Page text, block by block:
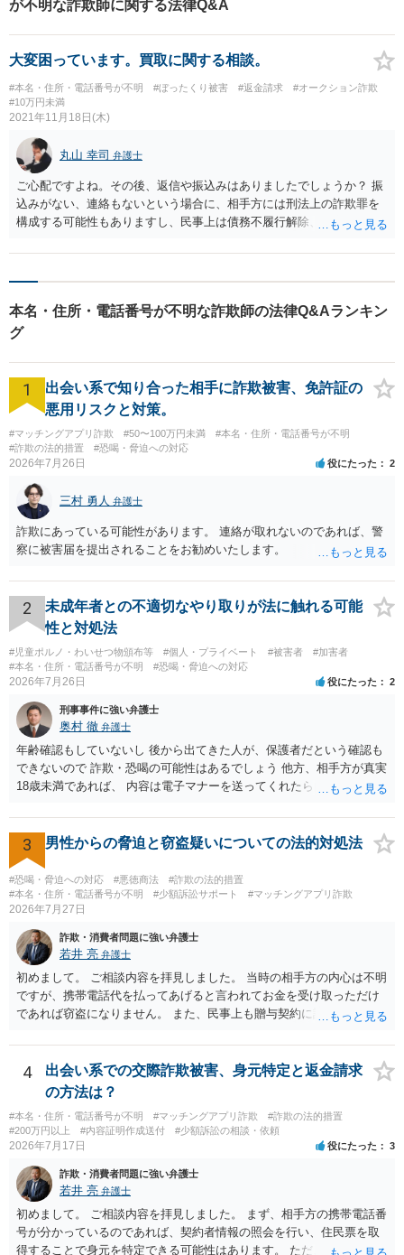
が不明な詐欺師に関する法律Q&A
大変困っています。買取に関する相談。
#本名・住所・電話番号が不明 #ぼったくり被害 #返金請求
#オークション詐欺
#10万円未満
2021年11月18日(木)
丸山 幸司 弁護士
ご心配ですよね。その後、返信や振込みはありましたでしょうか？ 振
込みがない、連絡もないという場合に、相手方には刑法上の詐欺罪を
構成する可能性もありますし、民事上は債務不履行解除、損害賠償請
方の特定などに困難があり、弁護士に委任をしても、少なくない費用
さい。
本名・住所・電話番号が不明な詐欺師の法律Q&Aランキン
グ
1
出会い系で知り合った相手に詐欺被害、免許証の
悪用リスクと対策。
#マッチングアプリ詐欺 #50〜100万円未満
#本名・住所・電話番号が不明
#詐欺の法的措置
#恐喝・脅迫への対応
2026年7月26日 役にたった 2
三村 勇人 弁護士
詐欺にあっている可能性があります。 連絡が取れないのであれば、警
察に被害届を提出されることをお勧めいたします。
2
未成年者との不適切なやり取りが法に触れる可能
性と対処法
#児童ポルノ・わいせつ物頒布等 #個人・プライベート #被害者
#加害者
#本名・住所・電話番号が不明
#恐喝・脅迫への対応
2026年7月26日 役にたった 2
刑事事件に強い弁護士
奥村 徹 弁護士
年齢確認もしていないし 後から出てきた人が、保護者だという確認も
できないので 詐欺・恐喝の可能性はあるでしょう 他方、相手方が真実
18歳未満であれば、 内容は電子マナーを送ってくれたら自慰行為など
画の尺は10分ほど、服を着たままで胸を触って欲しい、などの要望を
して、要求された金額(1000円程度)の電子マネーを送信してしまいま
した。 そこから、撮影するまで暇なので顔の雰囲気の写真を交換して
欲しい、住んでいる都道府県と区を教えてと言われたので教えたりと
言ったやり取りをしていました。 というやりとりは、青少年条例違反
（わいせつ行為）の疑いがあります。18歳未満と知らなくても処罰可
能です。
3 男性からの脅迫と窃盗疑いについての法的対処法
#恐喝・脅迫への対応 #悪徳商法
#詐欺の法的措置
#本名・住所・電話番号が不明
#少額訴訟サポート #マッチングアプリ詐欺
2026年7月27日
詐欺・消費者問題に強い弁護士
若井 亮 弁護士
初めまして。 ご相談内容を拝見しました。 当時の相手方の内心は不明
ですが、携帯電話代を払ってあげると言われてお金を受け取っただけ
であれば窃盗になりません。 また、民事上も贈与契約に該当すると思
ず、可能であればブロックをするようにしてください。 ご不安であれ
ば、最寄りの警察署に相談をしても良いかもしれません。 以上、ご参
考になれば幸いです。
4
出会い系での交際詐欺被害、身元特定と返金請求
の方法は？
#本名・住所・電話番号が不明 #マッチングアプリ詐欺
#詐欺の法的措置
#200万円以上
#内容証明作成送付 #少額訴訟の相談・依頼
2026年7月17日 役にたった 3
詐欺・消費者問題に強い弁護士
若井 亮 弁護士
初めまして。 ご相談内容を拝見しました。 まず、相手方の携帯電話番
号が分かっているのであれば、契約者情報の照会を行い、住民票を取
得することで身元を特定できる可能性はあります。 ただ、他人名義の